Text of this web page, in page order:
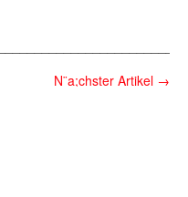
N¨a;chster Artikel →